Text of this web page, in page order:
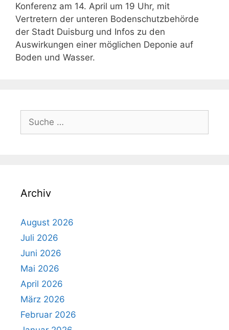
Konferenz am 14. April um 19 Uhr, mit
Vertretern der unteren Bodenschutzbehörde
der Stadt Duisburg und Infos zu den
Auswirkungen einer möglichen Deponie auf
Boden und Wasser.
Suche
nach:
Archiv
August 2026
Juli 2026
Juni 2026
Mai 2026
April 2026
März 2026
Februar 2026